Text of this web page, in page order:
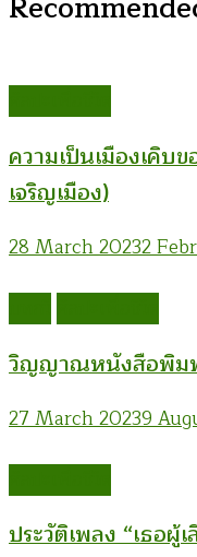
ความเป็นเมืองเคิบ
เจริญเมือง)
28 March 20232
วิญญาณหนังสือพิม
27 March 20239
ประวัติเพลง “เธอผู้